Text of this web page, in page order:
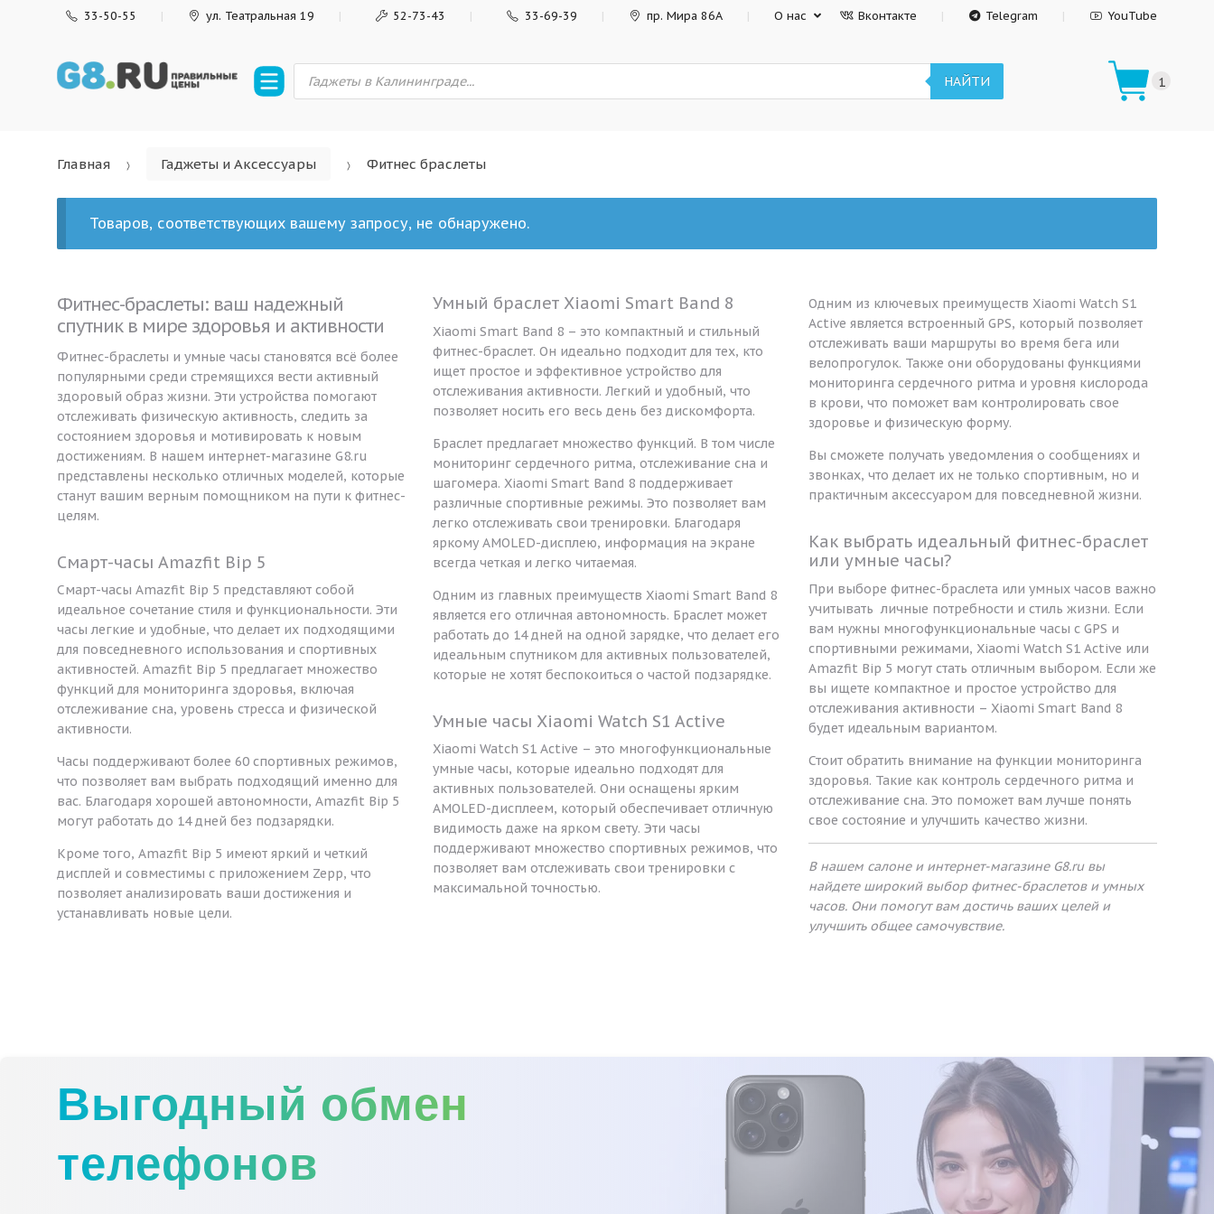
33-50-55 ул. Театральная 19 52-73-43 33-69-39 пр. Мира 86А О нас Вконтакте Telegram YouTube
П
и
в
в
НАЙТИ 1
Главная Гаджеты и Аксессуары Фитнес браслеты
Товаров, соответствующих вашему запросу, не обнаружено.
Фитнес-браслеты: ваш надежный
спутник в мире здоровья и активности
Фитнес-браслеты и умные часы становятся всё более
популярными среди стремящихся вести активный
здоровый образ жизни. Эти устройства помогают
отслеживать физическую активность, следить за
состоянием здоровья и мотивировать к новым
достижениям. В нашем интернет-магазине G8.ru
представлены несколько отличных моделей, которые
станут вашим верным помощником на пути к фитнес-
целям.
Смарт-часы Amazfit Bip 5
Смарт-часы Amazfit Bip 5 представляют собой
идеальное сочетание стиля и функциональности. Эти
часы легкие и удобные, что делает их подходящими
для повседневного использования и спортивных
активностей. Amazfit Bip 5 предлагает множество
функций для мониторинга здоровья, включая
отслеживание сна, уровень стресса и физической
активности.
Часы поддерживают более 60 спортивных режимов,
что позволяет вам выбрать подходящий именно для
вас. Благодаря хорошей автономности, Amazfit Bip 5
могут работать до 14 дней без подзарядки.
Кроме того, Amazfit Bip 5 имеют яркий и четкий
дисплей и совместимы с приложением Zepp, что
позволяет анализировать ваши достижения и
устанавливать новые цели.
Умный браслет Xiaomi Smart Band 8
Xiaomi Smart Band 8 – это компактный и стильный
фитнес-браслет. Он идеально подходит для тех, кто
ищет простое и эффективное устройство для
отслеживания активности. Легкий и удобный, что
позволяет носить его весь день без дискомфорта.
Браслет предлагает множество функций. В том числе
мониторинг сердечного ритма, отслеживание сна и
шагомера. Xiaomi Smart Band 8 поддерживает
различные спортивные режимы. Это позволяет вам
легко отслеживать свои тренировки. Благодаря
яркому AMOLED-дисплею, информация на экране
всегда четкая и легко читаемая.
Одним из главных преимуществ Xiaomi Smart Band 8
является его отличная автономность. Браслет может
работать до 14 дней на одной зарядке, что делает его
идеальным спутником для активных пользователей,
которые не хотят беспокоиться о частой подзарядке.
Умные часы Xiaomi Watch S1 Active
Xiaomi Watch S1 Active – это многофункциональные
умные часы, которые идеально подходят для
активных пользователей. Они оснащены ярким
AMOLED-дисплеем, который обеспечивает отличную
видимость даже на ярком свету. Эти часы
поддерживают множество спортивных режимов, что
позволяет вам отслеживать свои тренировки с
максимальной точностью.
Одним из ключевых преимуществ Xiaomi Watch S1
Active является встроенный GPS, который позволяет
отслеживать ваши маршруты во время бега или
велопрогулок. Также они оборудованы функциями
мониторинга сердечного ритма и уровня кислорода
в крови, что поможет вам контролировать свое
здоровье и физическую форму.
Вы сможете получать уведомления о сообщениях и
звонках, что делает их не только спортивным, но и
практичным аксессуаром для повседневной жизни.
Как выбрать идеальный фитнес-браслет
или умные часы?
При выборе фитнес-браслета или умных часов важно
учитывать личные потребности и стиль жизни. Если
вам нужны многофункциональные часы с GPS и
спортивными режимами, Xiaomi Watch S1 Active или
Amazfit Bip 5 могут стать отличным выбором. Если же
вы ищете компактное и простое устройство для
отслеживания активности – Xiaomi Smart Band 8
будет идеальным вариантом.
Стоит обратить внимание на функции мониторинга
здоровья. Такие как контроль сердечного ритма и
отслеживание сна. Это поможет вам лучше понять
свое состояние и улучшить качество жизни.
В нашем салоне и интернет-магазине G8.ru вы
найдете широкий выбор фитнес-браслетов и умных
часов. Они помогут вам достичь ваших целей и
улучшить общее самочувствие.
Выгодный обмен
телефонов